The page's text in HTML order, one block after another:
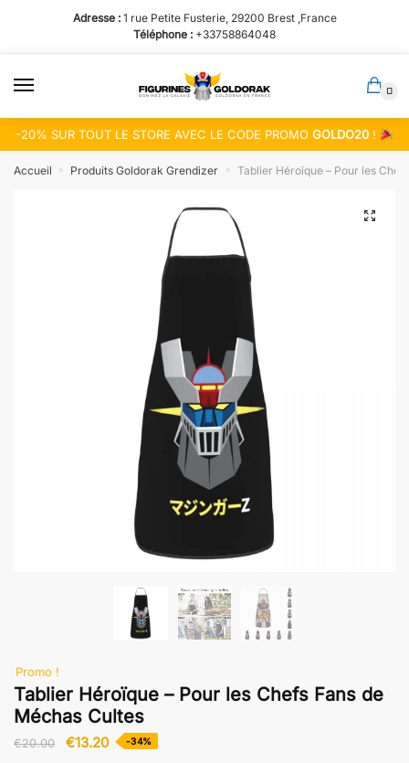
la
navigation
contenu
Adresse : 1 rue Petite Fusterie, 29200 Brest ,France
Téléphone : +33758864048
0
-20% SUR TOUT LE STORE AVEC LE CODE PROMOGOLDO20 !
Accueil » Produits Goldorak Grendizer » Tablier Héroïque – Pour les
Promo !
Tablier Héroïque – Pour les Chefs Fans de
Méchas Cultes
€20.00
Le
€13.20Le -34%